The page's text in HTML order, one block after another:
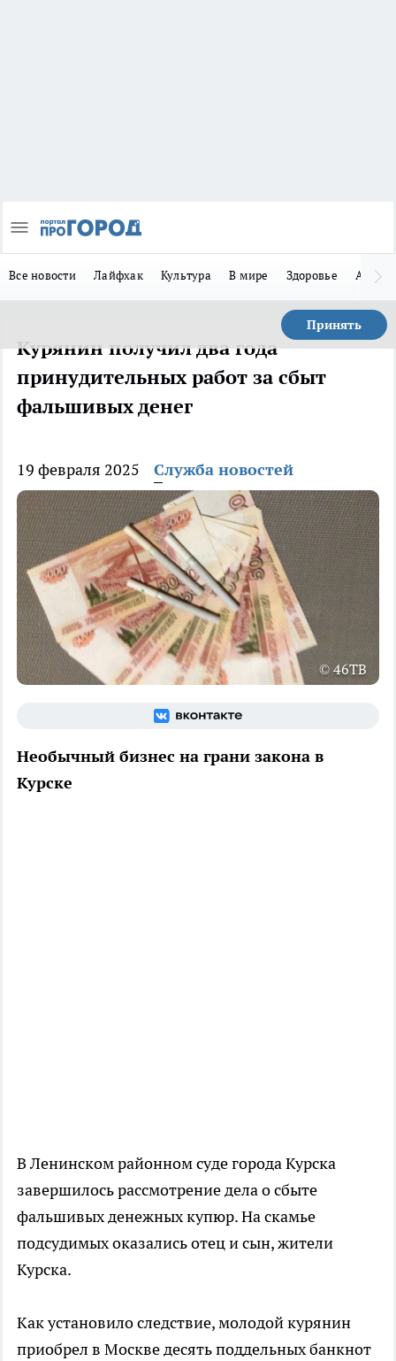
Все новости Лайфхак Культура В мире Здоровье Авто
Принять
Курянин получил два года
принудительных работ за сбыт
фальшивых денег
19 февраля 2025 Служба новостей
© 46ТВ
Необычный бизнес на грани закона в
Курске
В Ленинском районном суде города Курска
завершилось рассмотрение дела о сбыте
фальшивых денежных купюр. На скамье
подсудимых оказались отец и сын, жители
Курска.
Как установило следствие, молодой курянин
приобрел в Москве десять поддельных банкнот